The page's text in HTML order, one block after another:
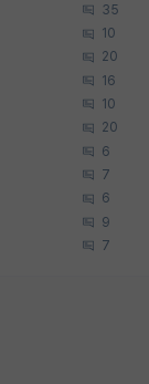
35
10
20
16
10
20
6
7
6
9
7